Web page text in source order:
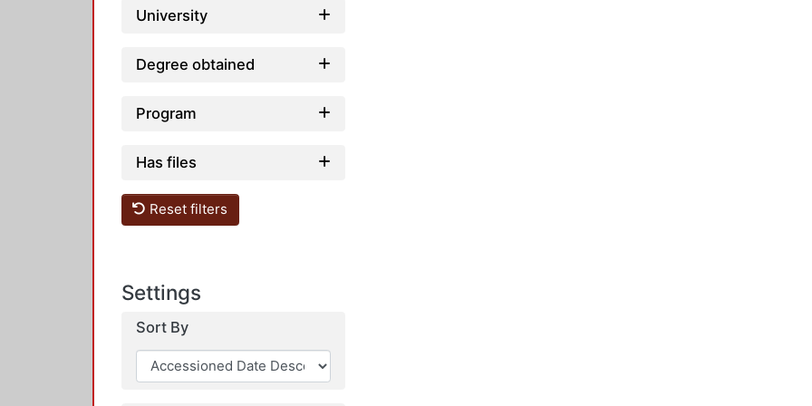
University
Degree obtained
Program
Has files
Reset filters
Settings
Sort By